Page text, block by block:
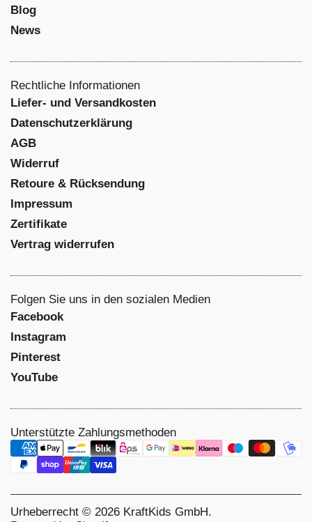
Blog
News
Rechtliche Informationen
Liefer- und Versandkosten
Datenschutzerklärung
AGB
Widerruf
Retoure & Rücksendung
Impressum
Zertifikate
Vertrag widerrufen
Folgen Sie uns in den sozialen Medien
Facebook
Instagram
Pinterest
YouTube
Unterstützte Zahlungsmethoden
Urheberrecht © 2026 KraftKids GmbH.
NEWSLETTER
10% Gutschein Erhalten
Abonnieren
Jetzt anmelden und sofort 10% Rabatt erhalten! Bleiben
Sie über neue Produkte, Angebote & Neuigkeiten
kombinierbar und kann nur einmal verwendet werden.
Datenschutzrichtlinie lesen.